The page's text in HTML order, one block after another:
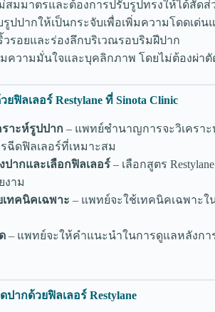
สมมาตรและต้องการปรับรูปทรงให้ได้สัดส่
ปปากให้เป็นกระจับเพื่อเพิ่มความโดดเด่น
วรอยและร่องลึกบริเวณรอบริมฝีปาก
มความมั่นใจและบุคลิกภาพ โดยไม่ต้องผ่าตั
ฟิลเลอร์ Restylane ที่ Sinota Clinic
าะห์รูปปาก – แพทย์ชำนาญการจะวิเครา
ฉีดฟิลเลอร์ที่เหมาะสม
ากและเลือกฟิลเลอร์ – เลือกสูตร
งาม
ทคนิคเฉพาะ – แพทย์จะใช้เทคนิคเฉพาะ
– แพทย์จะให้คำแนะนำในการดูแลหลังกา
ปากด้วยฟิลเลอร์ Restylane